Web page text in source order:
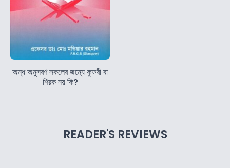
অন্ধ অনুসরণ সকলের জন্যে কুফরী বা
শিরক নয় কি?
READER'S REVIEWS